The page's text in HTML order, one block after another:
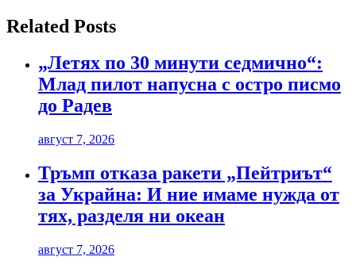
Related Posts
„Летях по 30 минути седмично“:
Млад пилот напусна с остро писмо
до Радев
август 7, 2026
Тръмп отказа ракети „Пейтриът“
за Украйна: И ние имаме нужда от
тях, разделя ни океан
август 7, 2026